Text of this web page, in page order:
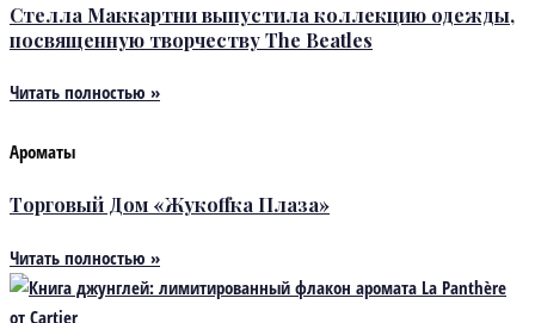
Стелла Маккартни выпустила коллекцию одежды,
посвященную творчеству The Beatles
Читать полностью »
Ароматы
Торговый Дом «Жукоffка Плаза»
Читать полностью »